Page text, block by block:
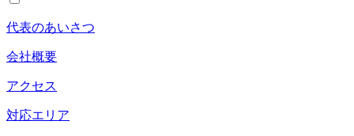
代表のあいさつ
会社概要
アクセス
対応エリア